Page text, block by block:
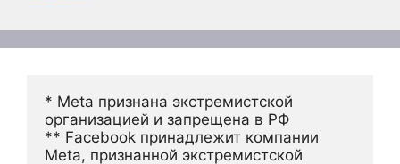
* Meta признана экстремистской
организацией и запрещена в РФ
** Facebook принадлежит компании
Meta, признанной экстремистской